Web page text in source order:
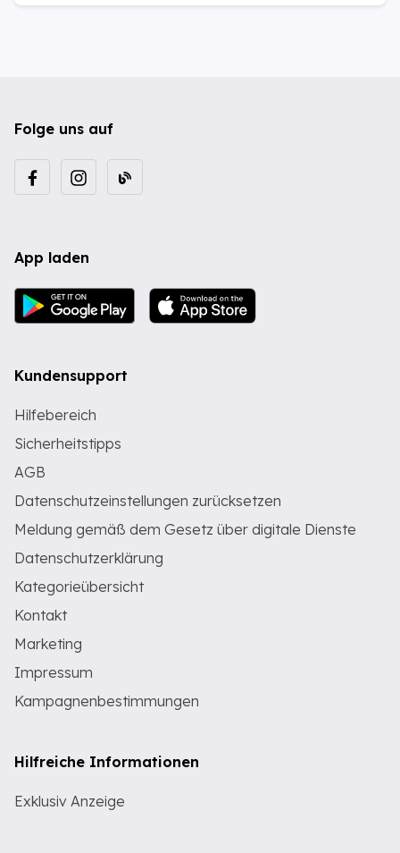
Folge uns auf
App laden
Kundensupport
Hilfebereich
Sicherheitstipps
AGB
Datenschutzeinstellungen zurücksetzen
Meldung gemäß dem Gesetz über digitale Dienste
Datenschutzerklärung
Kategorieübersicht
Kontakt
Marketing
Impressum
Kampagnenbestimmungen
Hilfreiche Informationen
Exklusiv Anzeige